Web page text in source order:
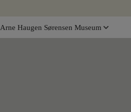
Arne Haugen Sørensen Museum